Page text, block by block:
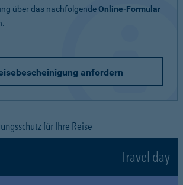
über das nachfolgendeOnline-Formular
anfordern
für Ihre Reise
Travel day